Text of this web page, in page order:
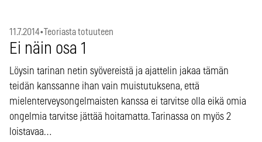
11.7.2014• Teoriasta totuuteen
Ei näin osa 1
Löysin tarinan netin syövereistä ja ajattelin jakaa tämän
teidän kanssanne ihan vain muistutuksena, että
mielenterveysongelmaisten kanssa ei tarvitse olla eikä omia
ongelmia tarvitse jättää hoitamatta. Tarinassa on myös 2
loistavaa…